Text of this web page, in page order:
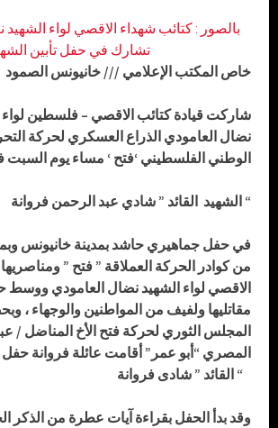
خاص المكتب الإعلامي /// خانيونس الصمود
شاركت قيادةكتائب الاقصي – فلسطين لواء
نضال العامودي الذراع العسكري لحركة
الوطني الفلسطيني ‘فتح ‘ مساء يوم السبت
الشهيد القائد ” شادي عبد الرحمن فروانة “
في حفل جماهيري حاشد بمدينة خانيونس
من كوادر الحركة العملاقة ” فتح ”
الاقصي لواء الشهيد نضال العامودي
مقاتليها ولفيف من المواطنين والوجهاء ،
المجلس الثوري لحركة فتح الأخ المناضل /
المصري “أبو عمر” أقامت عائلة فروانة حفل
القائد ” شادى فروانة “
وقد بدأ الحفل بقراءة آيات عطرة من الذكر